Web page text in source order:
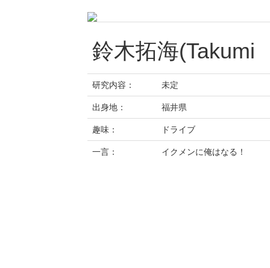
鈴木拓海
研究内容： 未定
出身地： 福井県
趣味： ドライブ
一言： イクメンに俺はなる！